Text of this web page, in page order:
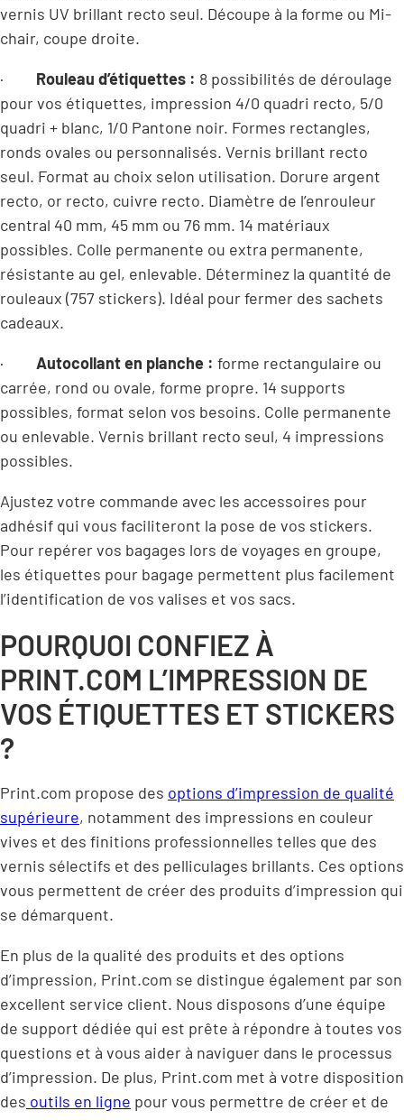
vernis UV brillant recto seul. Découpe à la forme ou Mi-
chair, coupe droite.
· Rouleau d’étiquettes : 8 possibilités de déroulage
pour vos étiquettes, impression 4/0 quadri recto, 5/0
quadri + blanc, 1/0 Pantone noir. Formes rectangles,
ronds ovales ou personnalisés. Vernis brillant recto
seul. Format au choix selon utilisation. Dorure argent
recto, or recto, cuivre recto. Diamètre de l’enrouleur
central 40 mm, 45 mm ou 76 mm. 14 matériaux
possibles. Colle permanente ou extra permanente,
résistante au gel, enlevable. Déterminez la quantité de
rouleaux (757 stickers). Idéal pour fermer des sachets
cadeaux.
· Autocollant en planche : forme rectangulaire ou
carrée, rond ou ovale, forme propre. 14 supports
possibles, format selon vos besoins. Colle permanente
ou enlevable. Vernis brillant recto seul, 4 impressions
possibles.
Ajustez votre commande avec les accessoires pour
adhésif qui vous faciliteront la pose de vos stickers.
Pour repérer vos bagages lors de voyages en groupe,
les étiquettes pour bagage permettent plus facilement
l’identification de vos valises et vos sacs.
POURQUOI CONFIEZ À
PRINT.COM L’IMPRESSION DE
VOS ÉTIQUETTES ET STICKERS
?
Print.com propose des options d’impression de qualité
supérieure, notamment des impressions en couleur
vives et des finitions professionnelles telles que des
vernis sélectifs et des pelliculages brillants. Ces options
vous permettent de créer des produits d’impression qui
se démarquent.
En plus de la qualité des produits et des options
d’impression, Print.com se distingue également par son
excellent service client. Nous disposons d’une équipe
de support dédiée qui est prête à répondre à toutes vos
questions et à vous aider à naviguer dans le processus
d’impression. De plus, Print.com met à votre disposition
des outils en ligne pour vous permettre de créer et de